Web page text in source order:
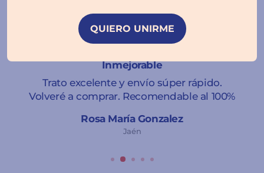
★★★★★
Inmejorable
Trato excelente y envío súper rápido.
Volveré a comprar. Recomendable al 100%
Rosa María Gonzalez
Jaén
QUIERO UNIRME